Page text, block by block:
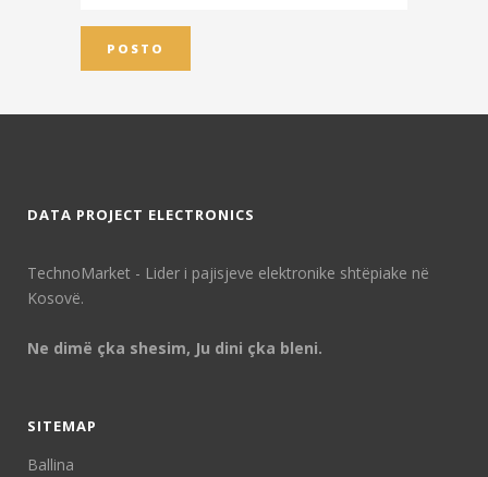
DATA PROJECT ELECTRONICS
TechnoMarket - Lider i pajisjeve elektronike shtëpiake në
Kosovë.
Ne dimë çka shesim, Ju dini çka bleni.
SITEMAP
Ballina